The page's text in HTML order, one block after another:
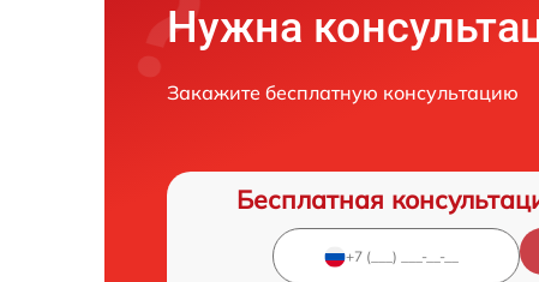
Нужна
Закажите бесплатную консультацию
Бесплатная